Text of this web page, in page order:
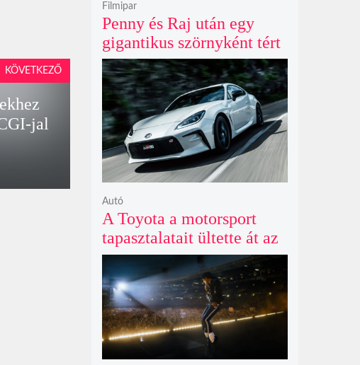
KÖVETKEZŐ
Penny és Raj után egy
gigantikus szörnyként tért
vissza valaki az
Agymenők legújabb spin-
offjában
Filmipar
A Toyota a motorsport
tapasztalatait ültette át az
új GR86 vezethetőségébe
és biztonságába
Autó